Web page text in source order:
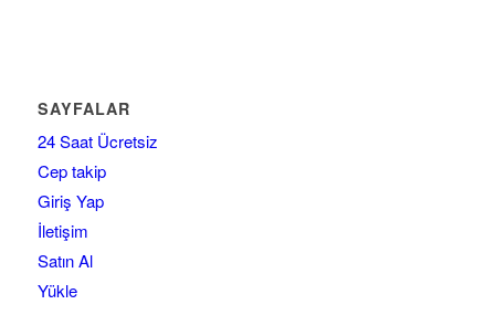
SAYFALAR
24 Saat Ücretsiz
Cep takip
Giriş Yap
İletişim
Satın Al
Yükle